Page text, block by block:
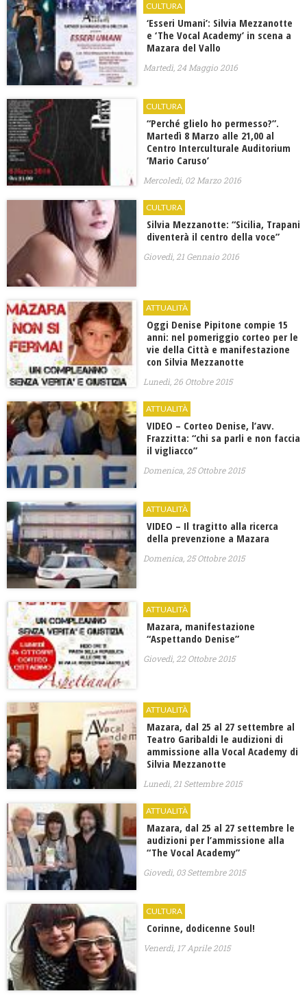
CULTURA
‘Esseri Umani’: Silvia Mezzanotte
e ‘The Vocal Academy’ in scena a
Mazara del Vallo
Martedì, 24 Maggio 2016
CULTURA
“Perché glielo ho permesso?”.
Martedì 8 Marzo alle 21,00 al
Centro Interculturale Auditorium
‘Mario Caruso’
Mercoledì, 02 Marzo 2016
CULTURA
Silvia Mezzanotte: “Sicilia, Trapani
diventerà il centro della voce”
Giovedì, 21 Gennaio 2016
ATTUALITÀ
Oggi Denise Pipitone compie 15
anni: nel pomeriggio corteo per le
vie della Città e manifestazione
con Silvia Mezzanotte
Lunedì, 26 Ottobre 2015
ATTUALITÀ
VIDEO – Corteo Denise, l’avv.
Frazzitta: “chi sa parli e non faccia
il vigliacco”
Domenica, 25 Ottobre 2015
ATTUALITÀ
VIDEO – Il tragitto alla ricerca
della prevenzione a Mazara
Domenica, 25 Ottobre 2015
ATTUALITÀ
Mazara, manifestazione
“Aspettando Denise”
Giovedì, 22 Ottobre 2015
ATTUALITÀ
Mazara, dal 25 al 27 settembre al
Teatro Garibaldi le audizioni di
ammissione alla Vocal Academy di
Silvia Mezzanotte
Lunedì, 21 Settembre 2015
ATTUALITÀ
Mazara, dal 25 al 27 settembre le
audizioni per l’ammissione alla
“The Vocal Academy”
Giovedì, 03 Settembre 2015
CULTURA
Corinne, dodicenne Soul!
Venerdì, 17 Aprile 2015